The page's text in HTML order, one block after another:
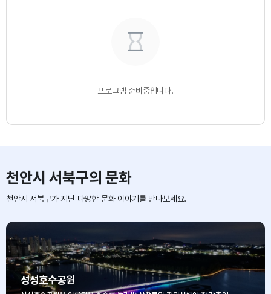
프로그램 준비중입니다.
천안시 서북구의 문화
천안시 서북구가 지닌 다양한 문화 이야기를 만나보세요.
성성호수공원